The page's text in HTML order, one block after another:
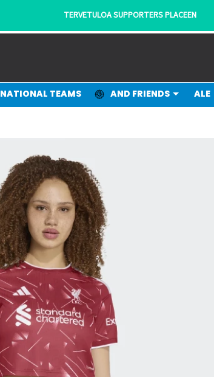
TERVETULOA SUPPORTERS PLACEEN
NATIONAL TEAMS AND FRIENDS ALE